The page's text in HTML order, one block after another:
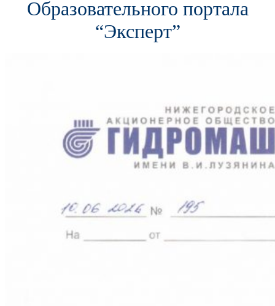
Образовательного портала
“Эксперт”